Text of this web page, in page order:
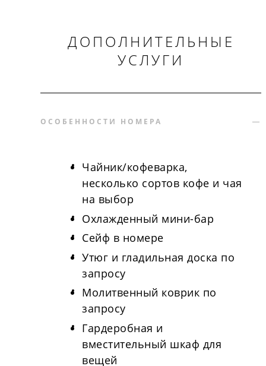
ДОПОЛНИТЕЛЬНЫЕ
УСЛУГИ
ОСОБЕННОСТИ НОМЕРА
Чайник/кофеварка,
несколько сортов кофе и чая
на выбор
Охлажденный мини-бар
Сейф в номере
Утюг и гладильная доска по
запросу
Молитвенный коврик по
запросу
Гардеробная и
вместительный шкаф для
вещей